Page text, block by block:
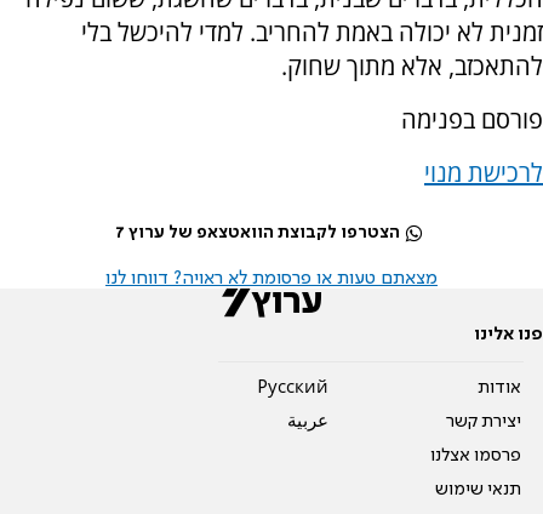
זמנית לא יכולה באמת להחריב. למדי להיכשל בלי
להתאכזב, אלא מתוך שחוק.
פורסם בפנימה
לרכישת מנוי
הצטרפו לקבוצת הוואטצאפ של ערוץ 7
מצאתם טעות או פרסומת לא ראויה? דווחו לנו
פנו אלינו
אודות
יצירת קשר
פרסמו אצלנו
תנאי שימוש
Pусский
عربية